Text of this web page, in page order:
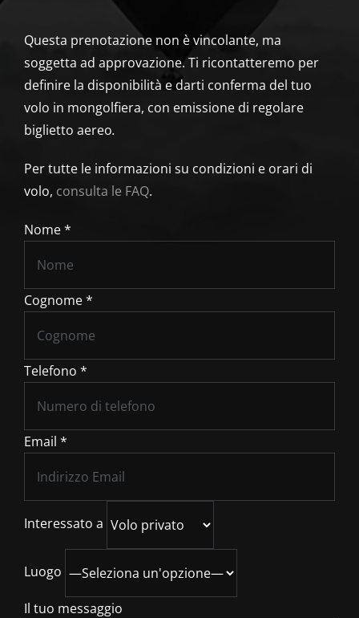
Questa prenotazione non è vincolante, ma
soggetta ad approvazione. Ti ricontatteremo per
definire la disponibilità e darti conferma del tuo
volo in mongolfiera, con emissione di regolare
biglietto aereo.
Per tutte le informazioni su condizioni e orari di
volo, consulta le FAQ.
Nome *
Cognome *
Telefono *
Email *
Interessato a
Luogo
Il tuo messaggio